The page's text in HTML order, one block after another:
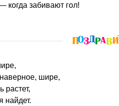
когда забивают гол!
шире,
растет,
найдет.